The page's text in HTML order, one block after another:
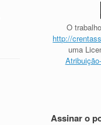
O trabalho
http://
uma
Assinar o